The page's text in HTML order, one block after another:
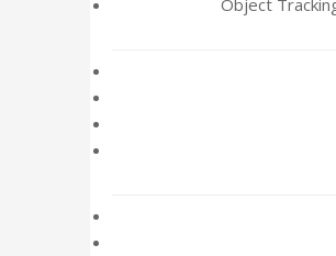
Object